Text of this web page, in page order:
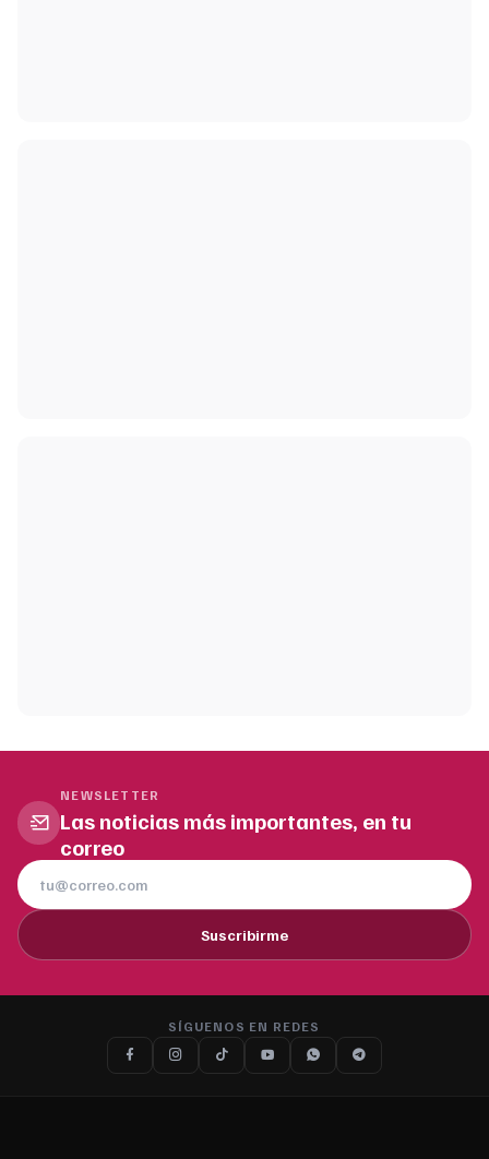
NEWSLETTER
Las noticias más importantes, en tu
correo
Suscribirme
SÍGUENOS EN REDES